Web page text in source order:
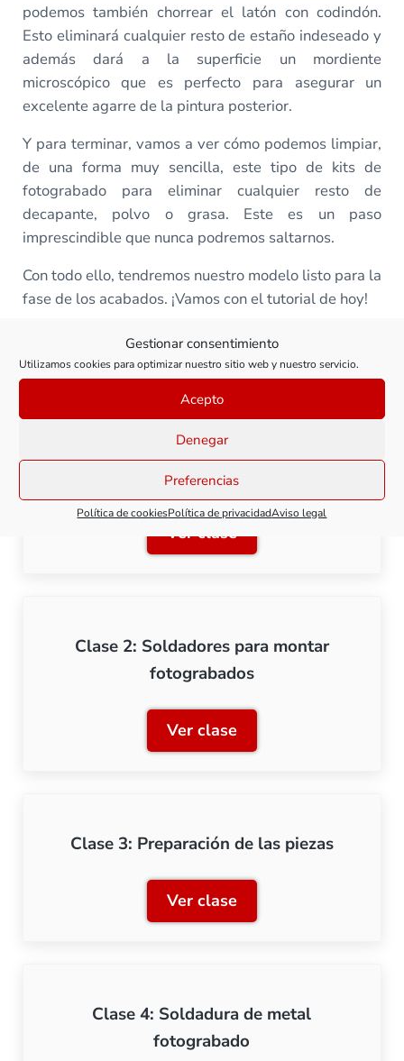
Gestionar consentimiento
Utilizamos cookies para optimizar nuestro sitio web y nuestro servicio.
Acepto
Denegar
Preferencias
Política de cookiesPolítica de privacidadAviso legal
podemos también chorrear el latón con codindón.
Esto eliminará cualquier resto de estaño indeseado y
además dará a la superficie un mordiente
microscópico que es perfecto para asegurar un
excelente agarre de la pintura posterior.
Y para terminar, vamos a ver cómo podemos limpiar,
de una forma muy sencilla, este tipo de kits de
fotograbado para eliminar cualquier resto de
decapante, polvo o grasa. Este es un paso
imprescindible que nunca podremos saltarnos.
Con todo ello, tendremos nuestro modelo listo para la
fase de los acabados. ¡Vamos con el tutorial de hoy!
Todas las clases de este curso
Clase 1: Herramientas básicas para kits
de fotograbado
Ver claseClase 1: Herramientas
Clase 2: Soldadores para montar
fotograbados
Ver claseClase 2: Soldadores para
Clase 3: Preparación de las piezas
Ver claseClase 3: Preparación de
Clase 4: Soldadura de metal
fotograbado